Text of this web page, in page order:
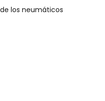
los neumáticos